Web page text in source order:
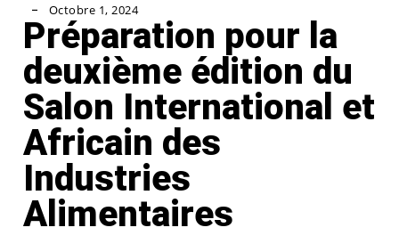
Octobre 1, 2024
Préparation pour la
deuxième édition du
Salon International et
Africain des
Industries
Alimentaires